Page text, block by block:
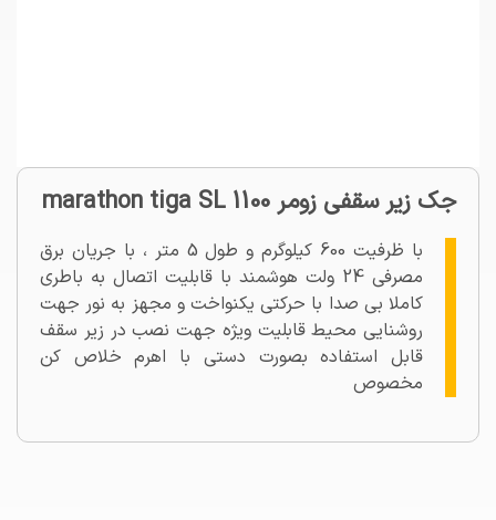
جک زیر سقفی زومر marathon tiga SL 1100
با ظرفیت 600 کیلوگرم و طول 5 متر ، با جریان برق
مصرفی 24 ولت هوشمند با قابلیت اتصال به باطری
کاملا بی صدا با حرکتی یکنواخت و مجهز به نور جهت
روشنایی محیط قابلیت ویژه جهت نصب در زیر سقف
قابل استفاده بصورت دستی با اهرم خلاص کن
مخصوص